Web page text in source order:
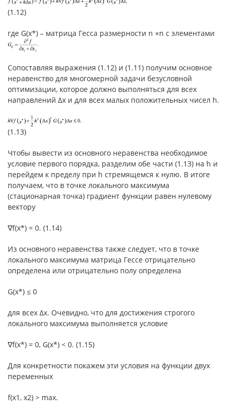
(1.12)
где G(x*) – матрица Гесса размерности n ×n с элементами
Сопоставляя выражения (1.12) и (1.11) получим основное
неравенство для многомерной задачи безусловной
оптимизации, которое должно выполняться для всех
направлений Δx и для всех малых положительных чисел h.
(1.13)
Чтобы вывести из основного неравенства необходимое
условие первого порядка, разделим обе части (1.13) на h и
перейдем к пределу при h стремящемся к нулю. В итоге
получаем, что в точке локального максимума
(стационарная точка) градиент функции равен нулевому
вектору
∇f(x*) = 0. (1.14)
Из основного неравенства также следует, что в точке
локального максимума матрица Гессе отрицательно
определена или отрицательно полу определена
G(x*) ≤ 0
для всех Δx. Очевидно, что для достижения строгого
локального максимума выполняется условие
∇f(x*) = 0, G(x*) < 0. (1.15)
Для конкретности покажем эти условия на функции двух
переменных
f(x1, x2) > max.